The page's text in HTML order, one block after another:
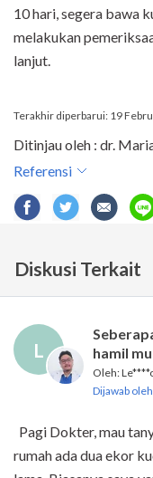
10 hari, segera bawa
melakukan
lanjut.
Terakhir diperbarui: 19